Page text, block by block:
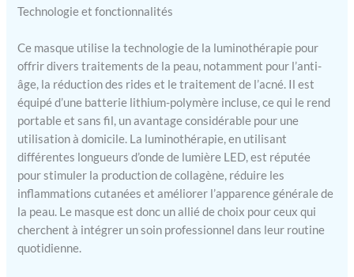
Technologie et fonctionnalités
Ce masque utilise la technologie de la luminothérapie pour
offrir divers traitements de la peau, notamment pour l’anti-
âge, la réduction des rides et le traitement de l’acné. Il est
équipé d’une batterie lithium-polymère incluse, ce qui le rend
portable et sans fil, un avantage considérable pour une
utilisation à domicile. La luminothérapie, en utilisant
différentes longueurs d’onde de lumière LED, est réputée
pour stimuler la production de collagène, réduire les
inflammations cutanées et améliorer l’apparence générale de
la peau. Le masque est donc un allié de choix pour ceux qui
cherchent à intégrer un soin professionnel dans leur routine
quotidienne.